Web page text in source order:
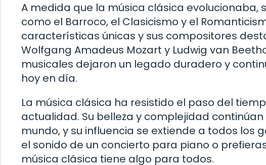
A medida que la música clásica evolucionaba,
como el Barroco, el Clasicismo y el
características únicas y sus compositores
Wolfgang Amadeus Mozart y Ludwig van
musicales dejaron un legado duradero y
hoy en día.
La música clásica ha resistido el paso del
actualidad. Su belleza y complejidad
mundo, y su influencia se extiende a todos los
el sonido de un concierto para piano o
música clásica tiene algo para todos.